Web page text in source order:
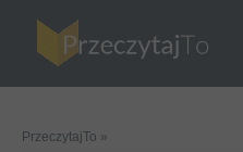
PrzeczytajTo »